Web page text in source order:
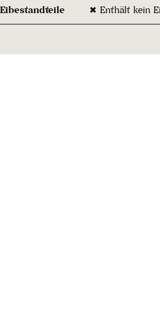
Eibestandteile ✖ Enthält kein Ei